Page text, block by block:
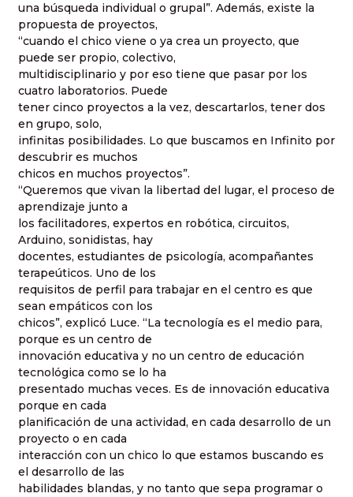
una búsqueda individual o grupal”. Además, existe la
propuesta de proyectos,
“cuando el chico viene o ya crea un proyecto, que
puede ser propio, colectivo,
multidisciplinario y por eso tiene que pasar por los
cuatro laboratorios. Puede
tener cinco proyectos a la vez, descartarlos, tener dos
en grupo, solo,
infinitas posibilidades. Lo que buscamos en Infinito por
descubrir es muchos
chicos en muchos proyectos”.
“Queremos que vivan la libertad del lugar, el proceso de
aprendizaje junto a
los facilitadores, expertos en robótica, circuitos,
Arduino, sonidistas, hay
docentes, estudiantes de psicología, acompañantes
terapeúticos. Uno de los
requisitos de perfil para trabajar en el centro es que
sean empáticos con los
chicos”, explicó Luce. “La tecnología es el medio para,
porque es un centro de
innovación educativa y no un centro de educación
tecnológica como se lo ha
presentado muchas veces. Es de innovación educativa
porque en cada
planificación de una actividad, en cada desarrollo de un
proyecto o en cada
interacción con un chico lo que estamos buscando es
el desarrollo de las
habilidades blandas, y no tanto que sepa programar o